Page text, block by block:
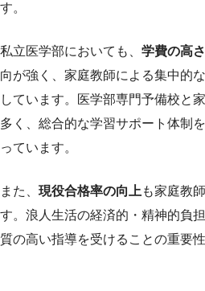
す。
私立医学部においても、 学費の高さ
向が強く、家庭教師による集中的
しています。医学部専門予備校と
多く、総合的な学習サポート体制
っています。
また、 現役合格率の向上 も家庭教
す。浪人生活の経済的・精神的負
質の高い指導を受けることの重要